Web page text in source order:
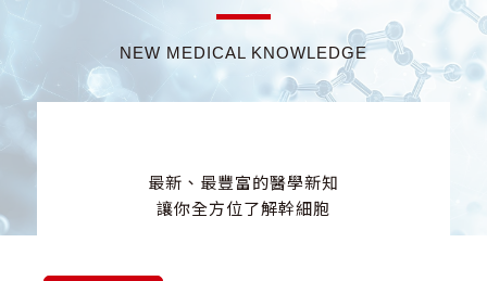
NEW MEDICAL KNOWLEDGE
最新、最豐富的醫學新知
讓你全方位了解幹細胞